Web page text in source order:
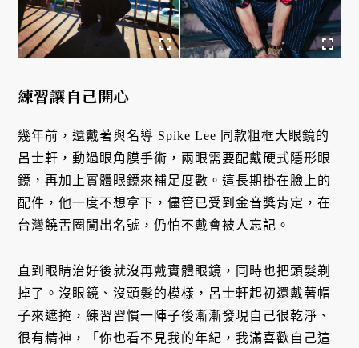
練習讓自己開心
幾年前，還戴著與名導 Spike Lee 同款粗框大眼鏡的
呂士軒，動過眼角膜手術，兩眼需要配戴硬式隱形眼
鏡，再加上實體眼鏡來補足度數。這長期掛在臉上的
配件，他一度不想拿下，儘管已受到金音獎肯定，在
台灣饒舌圈闖出名號，仍怕不戴會被人忘記。
直到眼睛治好後就沒再戴實體眼鏡，同時也把頭髮剃
掉了。沒眼鏡、沒頭髮的模樣，呂士軒起初還戴著帽
子來遮掩，練習習慣一陣子後漸漸發現自己很乾淨、
很有精神，「你也看不見我的年紀，我滿喜歡自己這